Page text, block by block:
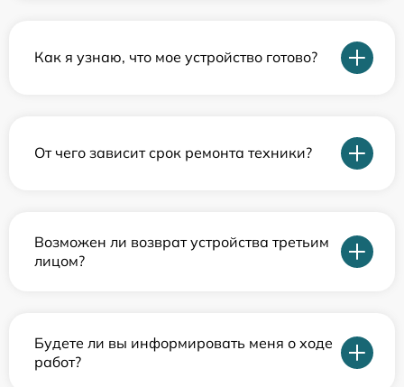
Как я узнаю, что мое устройство готово?
От чего зависит срок ремонта техники?
Возможен ли возврат устройства третьим
лицом?
Будете ли вы информировать меня о ходе
работ?